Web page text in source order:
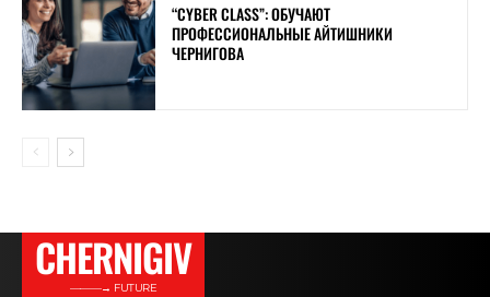
“CYBER ​​CLASS”: ОБУЧАЮТ
ПРОФЕССИОНАЛЬНЫЕ АЙТИШНИКИ
ЧЕРНИГОВА
CHERNIGIV
———→ FUTURE